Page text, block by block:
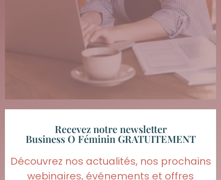
Recevez notre newsletter
Business O Féminin GRATUITEMENT
Découvrez nos actualités, nos prochains
webinaires, événements et offres